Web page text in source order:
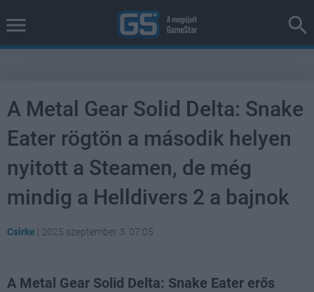
A Metal Gear Solid Delta: Snake
Eater rögtön a második helyen
nyitott a Steamen, de még
mindig a Helldivers 2 a bajnok
Csirke | 2025 szeptember 3. 07:05
A Metal Gear Solid Delta: Snake Eater erős